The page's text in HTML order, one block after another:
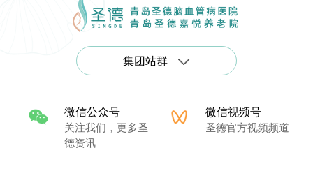
集团站群
微信公众号
关注我们，更多圣
德资讯
微信视频号
圣德官方视频频道